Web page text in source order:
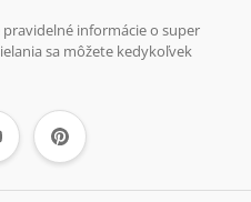
informácie o super
sa môžete kedykoľvek